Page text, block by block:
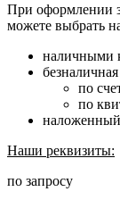
При оформлении
можете выбрать
наличными
по
по
Наши реквизиты:
по запросу